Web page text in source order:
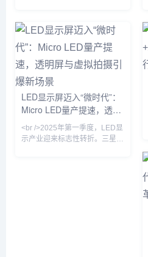
95%，成本较两年前下降
60%。这意味着曾被视作“下一
代显示技术”的Micro LED，正式
从实验室走向规模化商用。与传
统的LCD和OLED相比，Micro
LED在亮度、响应速度和寿命上
具有压倒性优势，尤其适合户外
强光环境下的超高清显示。业内
分析师指出，随着巨量转移技
LED显示屏迈入“微时代”：
Micro LED量产提速，透明
屏与虚拟拍摄引爆新场景
<br />2025年第一季度，LED显
示产业迎来标志性转折。三星、